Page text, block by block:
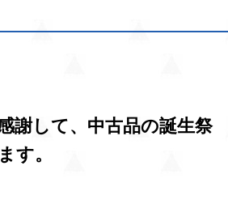
謝して、中古品の誕生祭
す。